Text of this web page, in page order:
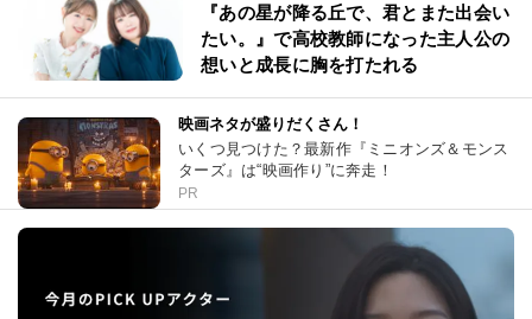
『あの星が降る丘で、君とまた出会い
たい。』で高校教師になった主人公の
想いと成長に胸を打たれる
映画ネタが盛りだくさん！
いくつ見つけた？最新作『ミニオンズ＆モンス
ターズ』は“映画作り”に奔走！
PR